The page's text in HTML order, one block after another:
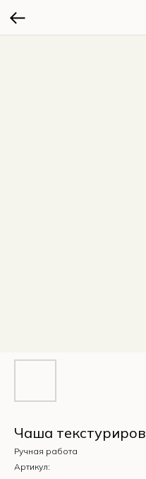
Чаша
Ручная работа
Артикул: